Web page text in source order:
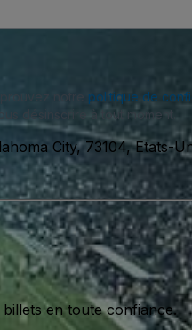
politique de
désinscrire à tout moment.
City, 73104, Etats-
en toute confiance.